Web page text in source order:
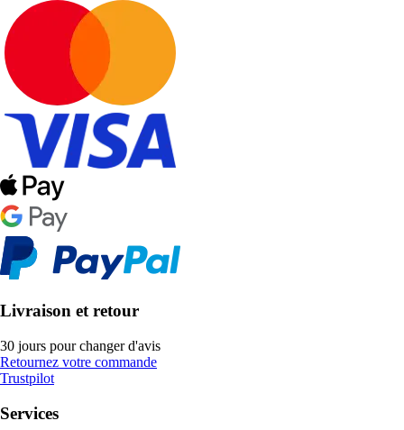
Livraison et retour
30 jours pour changer d'avis
Retournez votre commande
Trustpilot
Services